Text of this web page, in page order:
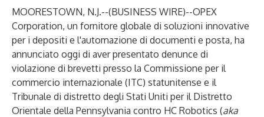
MOORESTOWN, N.J.--(BUSINESS WIRE)--OPEX
Corporation, un fornitore globale di soluzioni innovative
per i depositi e l'automazione di documenti e posta, ha
annunciato oggi di aver presentato denunce di
violazione di brevetti presso la Commissione per il
commercio internazionale (ITC) statunitense e il
Tribunale di distretto degli Stati Uniti per il Distretto
Orientale della Pennsylvania contro HC Robotics (aka